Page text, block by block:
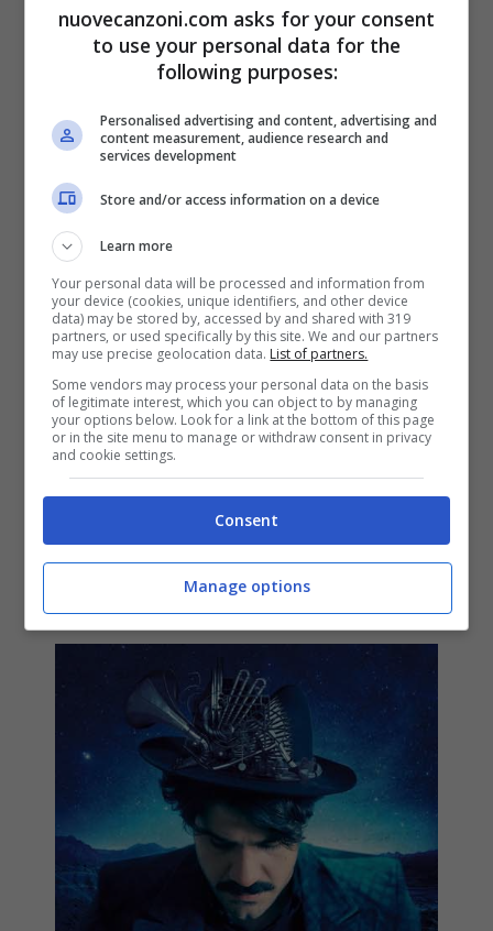
Alessandro Mannarino – Gli
Animali – video ufficiale e testo
15 Maggio 2014
Malamor: testo del nuovo
singolo di Alessandro Mannarino
nuovecanzoni.com asks for your consent
to use your personal data for the
following purposes:
Personalised advertising and content, advertising and
content measurement, audience research and
services development
Store and/or access information on a device
Learn more
Your personal data will be processed and information from
your device (cookies, unique identifiers, and other device
data) may be stored by, accessed by and shared with 319
partners, or used specifically by this site. We and our partners
may use precise geolocation data. List of partners.
Some vendors may process your personal data on the basis
of legitimate interest, which you can object to by managing
your options below. Look for a link at the bottom of this page
or in the site menu to manage or withdraw consent in privacy
and cookie settings.
Consent
Manage options